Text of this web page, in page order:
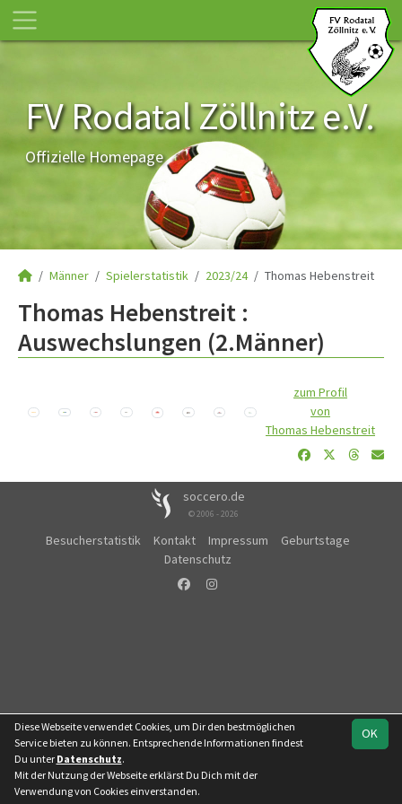
FV Rodatal Zöllnitz e.V.
Offizielle Homepage
Männer Spielerstatistik 2023/24 Thomas Hebenstreit
Thomas Hebenstreit :
Auswechslungen (2.Männer)
zum Profil
von
Thomas Hebenstreit
soccero.de
© 2006 - 2026
Besucherstatistik Kontakt Impressum
Geburtstage
Datenschutz
OK
Diese Webseite verwendet Cookies, um Dir den bestmöglichen
Service bieten zu können. Entsprechende Informationen findest
Du unter Datenschutz.
Mit der Nutzung der Webseite erklärst Du Dich mit der
Verwendung von Cookies einverstanden.